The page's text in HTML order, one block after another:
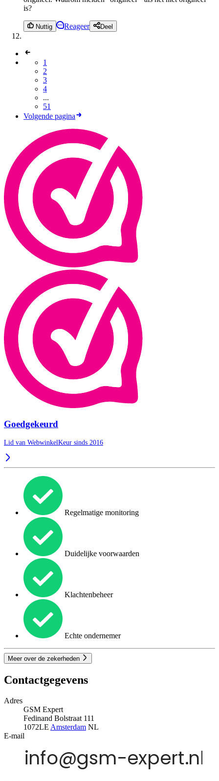
is?
Nuttig Reageer Deel
1
2
3
4
...
51
Volgende pagina
Goedgekeurd
Lid van WebwinkelKeur sinds 2016
Regelmatige monitoring
Duidelijke voorwaarden
Klachtenbeheer
Echte ondernemer
Meer over de zekerheden
Contactgegevens
Adres
GSM Expert
Fedinand Bolstraat 111
1072LE Amsterdam NL
E-mail